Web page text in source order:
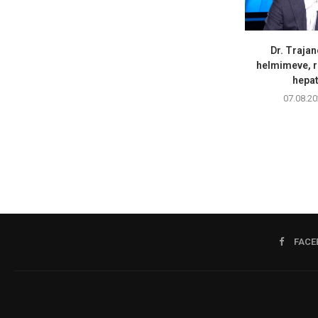
Dr.
helmimeve,